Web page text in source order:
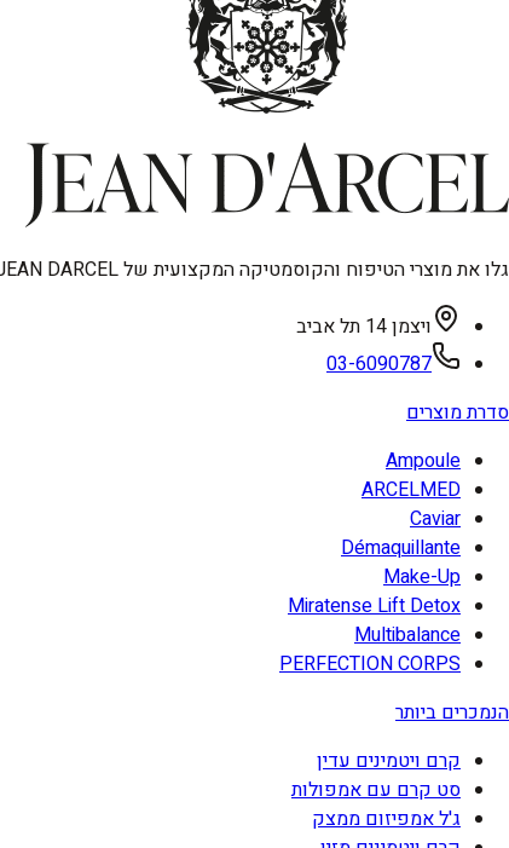
גלו את מוצרי הטיפוח והקוסמטיקה המקצועית של JEAN DARCEL. פתרונות מתקדמים לאנטי-אייגינג, טיפוח פנים וגוף, ואיפור איכותי. מיוצר בגרמניה, עכשיו בישראל.
ויצמן 14 תל אביב
03-6090787
סדרת מוצרים
Ampoule
ARCELMED
Caviar
Démaquillante
Make-Up
Miratense Lift Detox
Multibalance
PERFECTION CORPS
הנמכרים ביותר
קרם ויטמינים עדין
סט קרם עם אמפולות
ג'ל אמפיזום ממצק